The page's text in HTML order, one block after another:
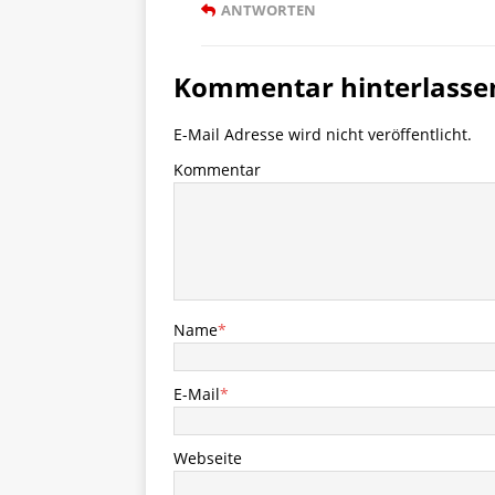
ANTWORTEN
Kommentar
E-Mail Adresse wird nicht veröffentlicht.
Kommentar
Name*
E-Mail*
Webseite